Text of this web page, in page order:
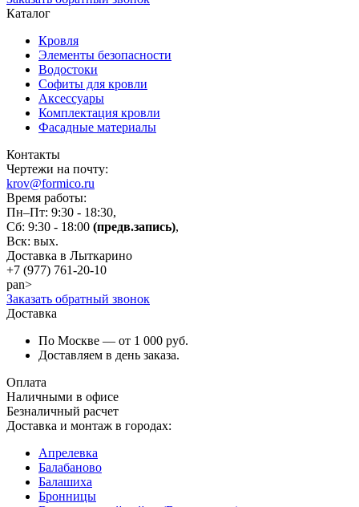
Каталог
Кровля
Элементы безопасности
Водостоки
Софиты для кровли
Аксессуары
Комплектация кровли
Фасадные материалы
Контакты
Чертежи на почту:
krov@formico.ru
Время работы:
Пн–Пт: 9:30 - 18:30,
Сб: 9:30 - 18:00 (предв.запись),
Вск: вых.
Доставка в Лыткарино
+7 (977) 761-20-10
pan>
Заказать обратный звонок
Доставка
По Москве — от 1 000 руб.
Доставляем в день заказа.
Оплата
Наличными в офисе
Безналичный расчет
Доставка и монтаж в городах:
Апрелевка
Балабаново
Балашиха
Бронницы